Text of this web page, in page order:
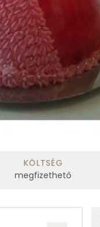
KÖLTSÉG
megfizethető